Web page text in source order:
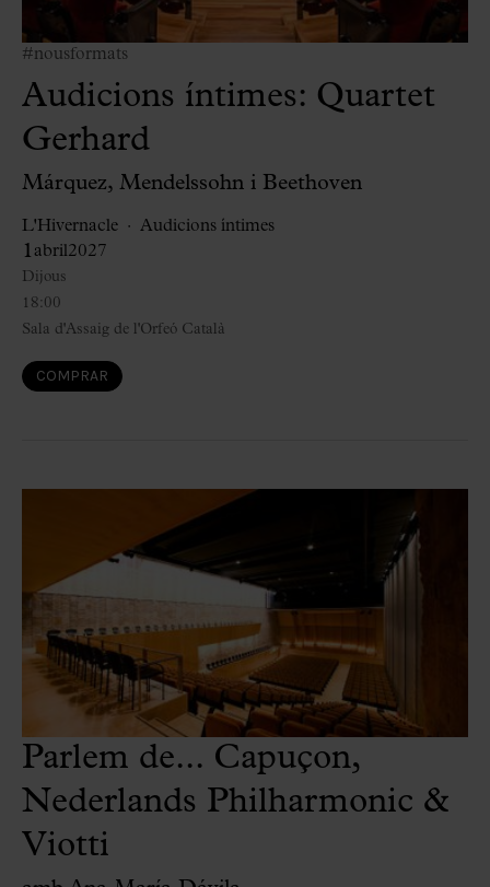
#nousformats
Audicions íntimes: Quartet
Gerhard
Márquez, Mendelssohn i Beethoven
L'Hivernacle Audicions íntimes
1 abril2027
18:00
Dijous
Sala d'Assaig de l'Orfeó Català
COMPRAR
Parlem de... Capuçon,
Nederlands Philharmonic &
Viotti